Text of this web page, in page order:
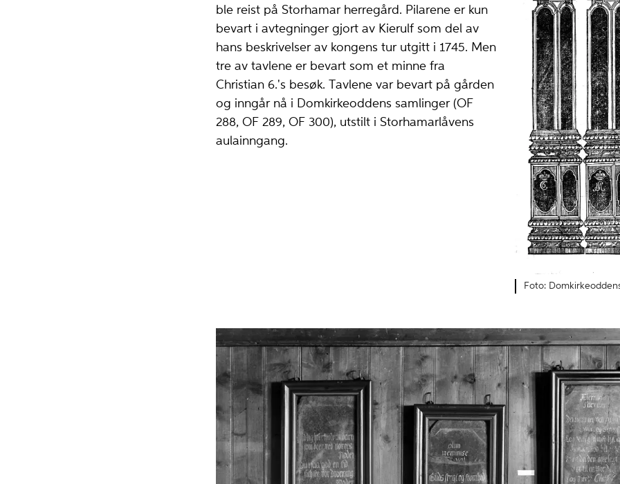
ble reist på Storhamar herregård. Pilarene er kun
bevart i avtegninger gjort av Kierulf som del av
hans beskrivelser av kongens tur utgitt i 1745. Men
tre av tavlene er bevart som et minne fra
Christian 6.'s besøk. Tavlene var bevart på gården
og inngår nå i Domkirkeoddens samlinger (OF
288, OF 289, OF 300), utstilt i Storhamarlåvens
aulainngang.